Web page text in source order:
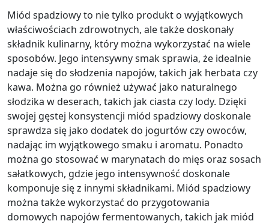
Miód spadziowy to nie tylko produkt o wyjątkowych
właściwościach zdrowotnych, ale także doskonały
składnik kulinarny, który można wykorzystać na wiele
sposobów. Jego intensywny smak sprawia, że idealnie
nadaje się do słodzenia napojów, takich jak herbata czy
kawa. Można go również używać jako naturalnego
słodzika w deserach, takich jak ciasta czy lody. Dzięki
swojej gęstej konsystencji miód spadziowy doskonale
sprawdza się jako dodatek do jogurtów czy owoców,
nadając im wyjątkowego smaku i aromatu. Ponadto
można go stosować w marynatach do mięs oraz sosach
sałatkowych, gdzie jego intensywność doskonale
komponuje się z innymi składnikami. Miód spadziowy
można także wykorzystać do przygotowania
domowych napojów fermentowanych, takich jak miód